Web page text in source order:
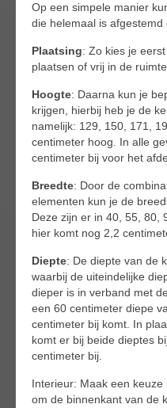
Op een simpele manier
die helemaal is
Plaatsing: Zo kies je
plaatsen of vrij in de
Hoogte: Daarna kun je
krijgen, hierbij heb je de
namelijk: 129, 150, 171,
centimeter hoog. In alle
centimeter bij voor het
Breedte: Door de
elementen kun je de
Deze zijn er in 40, 55, 80,
hier komt nog 2,2
Diepte: De diepte van de
waarbij de uiteindelijke
dieper is in verband met
een 60 centimeter diepe
centimeter bij komt. In
komt er bij beide dieptes
centimeter bij.
Interieur: Maak een
om de binnenkant van de